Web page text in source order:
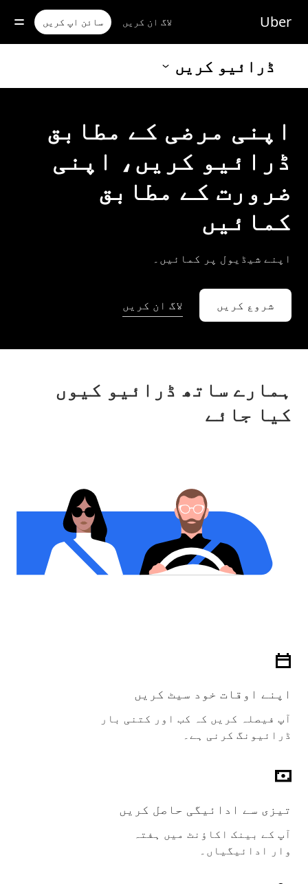
مواد
جائیں
Uber لاگ ان کریں سائن اپ کریں
ڈرائیو کریں
اپنی مرضی کے مطابق
ڈرائیو کریں، اپنی
ضرورت کے مطابق
کمائیں
اپنے شیڈیول پر کمائیں۔
شروع کریں لاگ ان کریں
ہمارے ساتھ ڈرائیو کیوں
کیا جائے
اپنے اوقات خود سیٹ کریں
آپ فیصلہ کریں کہ کب اور کتنی بار
ڈرائیونگ کرنی ہے۔
تیزی سے ادائیگی حاصل کریں
آپ کے بینک اکاؤنٹ میں ہفتہ
وار ادائیگیاں۔